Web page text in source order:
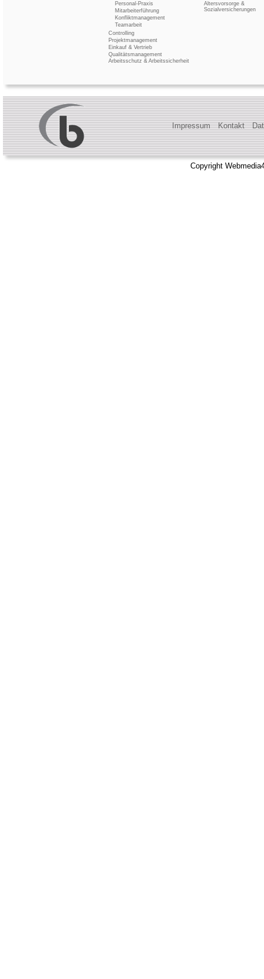
Personal-Praxis
Mitarbeiterführung
Konfliktmanagement
Teamarbeit
Controlling
Projektmanagement
Einkauf & Vertrieb
Qualitätsmanagement
Arbeitsschutz & Arbeitssicherheit
Altersvorsorge &
Sozialversicherungen
Impressum Kontakt
Copyright